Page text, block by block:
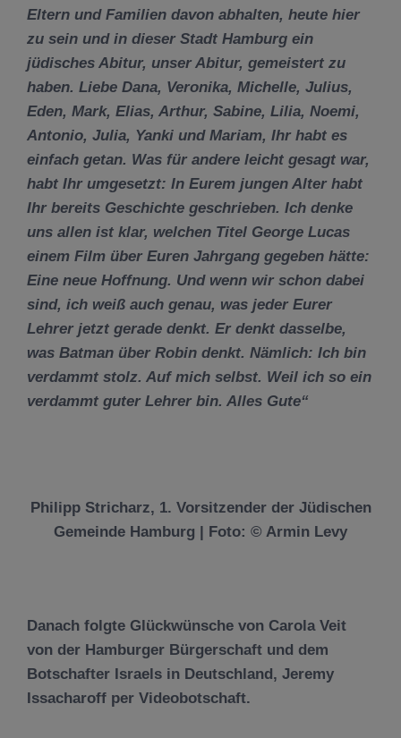
Eltern und Familien davon abhalten, heute hier
zu sein und in dieser Stadt Hamburg ein
jüdisches Abitur, unser Abitur, gemeistert zu
haben. Liebe Dana, Veronika, Michelle, Julius,
Eden, Mark, Elias, Arthur, Sabine, Lilia, Noemi,
Antonio, Julia, Yanki und Mariam, Ihr habt es
einfach getan. Was für andere leicht gesagt war,
habt Ihr umgesetzt: In Eurem jungen Alter habt
Ihr bereits Geschichte geschrieben. Ich denke
uns allen ist klar, welchen Titel George Lucas
einem Film über Euren Jahrgang gegeben hätte:
Eine neue Hoffnung. Und wenn wir schon dabei
sind, ich weiß auch genau, was jeder Eurer
Lehrer jetzt gerade denkt. Er denkt dasselbe,
was Batman über Robin denkt. Nämlich: Ich bin
verdammt stolz. Auf mich selbst. Weil ich so ein
verdammt guter Lehrer bin. Alles Gute“
Philipp Stricharz, 1. Vorsitzender der Jüdischen
Gemeinde Hamburg | Foto: © Armin Levy
Danach folgte Glückwünsche von Carola Veit
von der Hamburger Bürgerschaft und dem
Botschafter Israels in Deutschland, Jeremy
Issacharoff per Videobotschaft.